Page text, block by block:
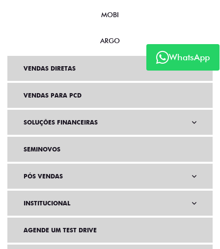
WhatsApp
MOBI
ARGO
VENDAS DIRETAS
VENDAS PARA PCD
SOLUÇÕES FINANCEIRAS
SEMINOVOS
PÓS VENDAS
INSTITUCIONAL
AGENDE UM TEST DRIVE